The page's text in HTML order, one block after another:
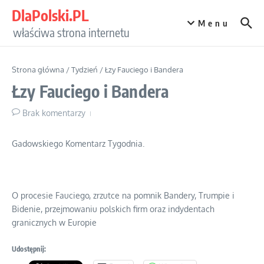
DlaPolski.PL
właściwa strona internetu
Menu
Strona główna /Tydzień /Łzy Fauciego i Bandera
Łzy Fauciego i Bandera
Brak komentarzy
Gadowskiego Komentarz Tygodnia.
O procesie Fauciego, zrzutce na pomnik Bandery, Trumpie i
Bidenie, przejmowaniu polskich firm oraz indydentach
granicznych w Europie
Udostępnij: